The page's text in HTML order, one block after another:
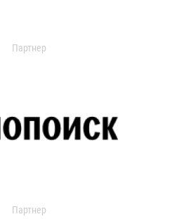
Партнер
Партнер